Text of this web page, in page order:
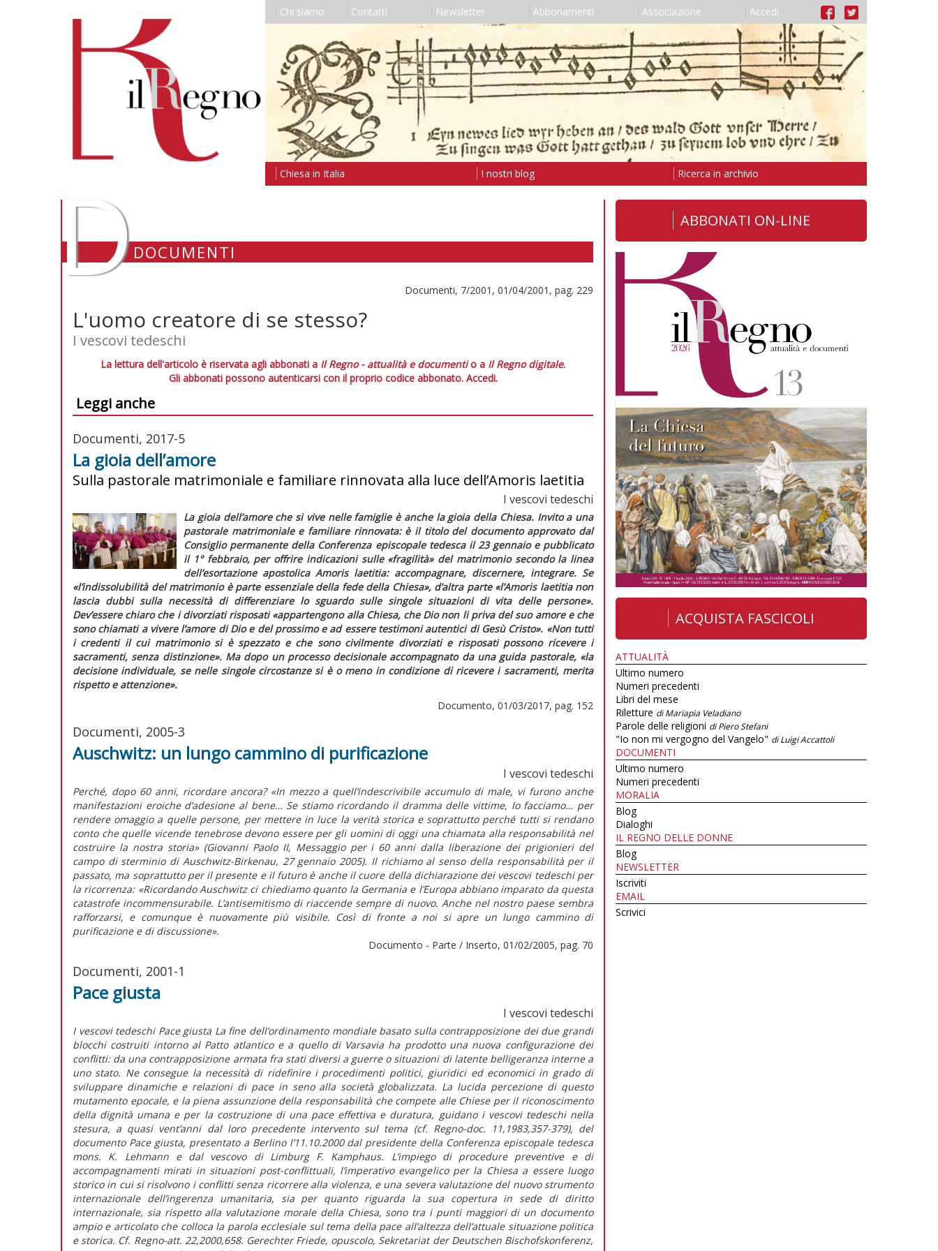
Chi siamo Contatti Newsletter Abbonamenti Associazione Accedi
Chiesa in Italia I nostri blog Ricerca in archivio
DDOCUMENTI
Documenti, 7/2001, 01/04/2001, pag. 229
L'uomo creatore di se stesso?
I vescovi tedeschi
La lettura dell'articolo è riservata agli abbonati a Il Regno - attualità e documentio a Il Regno digitale.
Gli abbonati possono autenticarsi con il proprio codice abbonato. Accedi.
Leggi anche
Documenti, 2017-5
La gioia dell’amore
Sulla pastorale matrimoniale e familiare rinnovata alla luce dell’Amoris laetitia
I vescovi tedeschi
La gioia dell’amore che si vive nelle famiglie è anche la gioia della Chiesa. Invito a una
pastorale matrimoniale e familiare rinnovata: è il titolo del documento approvato dal
Consiglio permanente della Conferenza episcopale tedesca il 23 gennaio e pubblicato
il 1° febbraio, per offrire indicazioni sulle «fragilità» del matrimonio secondo la linea
dell’esortazione apostolicaAmoris laetitia: accompagnare, discernere, integrare. Se
«l’indissolubilità del matrimonio è parte essenziale della fede della Chiesa», d’altra parte «l’Amoris laetitia non
lascia dubbi sulla necessità di differenziare lo sguardo sulle singole situazioni di vita delle persone».
Dev’essere chiaro che i divorziati risposati«appartengono alla Chiesa, che Dio non li priva del suo amore e che
sono chiamati a vivere l’amore di Dio e del prossimo e ad essere testimoni autentici di Gesù Cristo». «Non tutti
i credenti il cui matrimonio si è spezzato e che sono civilmente divorziati e risposati possono ricevere i
sacramenti, senza distinzione». Ma dopo un processo decisionale accompagnato da una guida pastorale, «la
decisione individuale, se nelle singole circostanze si è o meno in condizione di ricevere i sacramenti, merita
rispetto e attenzione».
Documento, 01/03/2017, pag. 152
Documenti, 2005-3
Auschwitz: un lungo cammino di purificazione
I vescovi tedeschi
Perché, dopo 60 anni, ricordare ancora? «In mezzo a quell’indescrivibile accumulo di male, vi furono anche
manifestazioni eroiche d’adesione al bene… Se stiamo ricordando il dramma delle vittime, lo facciamo… per
rendere omaggio a quelle persone, per mettere in luce la verità storica e soprattutto perché tutti si rendano
conto che quelle vicende tenebrose devono essere per gli uomini di oggi una chiamata alla responsabilità nel
costruire la nostra storia» (Giovanni Paolo II, Messaggio per i 60 anni dalla liberazione dei prigionieri del
campo di sterminio di Auschwitz-Birkenau, 27 gennaio 2005). Il richiamo al senso della responsabilità per il
passato, ma soprattutto per il presente e il futuro è anche il cuore della dichiarazione dei vescovi tedeschi per
la ricorrenza: «Ricordando Auschwitz ci chiediamo quanto la Germania e l’Europa abbiano imparato da questa
catastrofe incommensurabile. L’antisemitismo di riaccende sempre di nuovo. Anche nel nostro paese sembra
rafforzarsi, e comunque è nuovamente più visibile. Così di fronte a noi si apre un lungo cammino di
purificazione e di discussione».
Documento - Parte / Inserto, 01/02/2005, pag. 70
Documenti, 2001-1
Pace giusta
I vescovi tedeschi
I vescovi tedeschi Pace giusta La fine dell’ordinamento mondiale basato sulla contrapposizione dei due grandi
blocchi costruiti intorno al Patto atlantico e a quello di Varsavia ha prodotto una nuova configurazione dei
conflitti: da una contrapposizione armata fra stati diversi a guerre o situazioni di latente belligeranza interne a
uno stato. Ne consegue la necessità di ridefinire i procedimenti politici, giuridici ed economici in grado di
sviluppare dinamiche e relazioni di pace in seno alla società globalizzata. La lucida percezione di questo
mutamento epocale, e la piena assunzione della responsabilità che compete alle Chiese per il riconoscimento
della dignità umana e per la costruzione di una pace effettiva e duratura, guidano i vescovi tedeschi nella
stesura, a quasi vent’anni dal loro precedente intervento sul tema (cf. Regno-doc. 11,1983,357-379), del
documento Pace giusta, presentato a Berlino l’11.10.2000 dal presidente della Conferenza episcopale tedesca
mons. K. Lehmann e dal vescovo di Limburg F. Kamphaus. L’impiego di procedure preventive e di
accompagnamenti mirati in situazioni post-conflittuali, l’imperativo evangelico per la Chiesa a essere luogo
storico in cui si risolvono i conflitti senza ricorrere alla violenza, e una severa valutazione del nuovo strumento
internazionale dell’ingerenza umanitaria, sia per quanto riguarda la sua copertura in sede di diritto
internazionale, sia rispetto alla valutazione morale della Chiesa, sono tra i punti maggiori di un documento
ampio e articolato che colloca la parola ecclesiale sul tema della pace all’altezza dell’attuale situazione politica
e storica. Cf. Regno-att. 22,2000,658. Gerechter Friede, opuscolo, Sekretariat der Deutschen Bischofskonferenz,
ABBONATI ON-LINE
ACQUISTA FASCICOLI
ATTUALITÀ
Ultimo numero
Numeri precedenti
Libri del mese
Riletture di Mariapia Veladiano
Parole delle religioni di Piero Stefani
"Io non mi vergogno del Vangelo" di Luigi Accattoli
DOCUMENTI
Ultimo numero
Numeri precedenti
MORALIA
Blog
Dialoghi
IL REGNO DELLE DONNE
Blog
NEWSLETTER
Iscriviti
EMAIL
Scrivici